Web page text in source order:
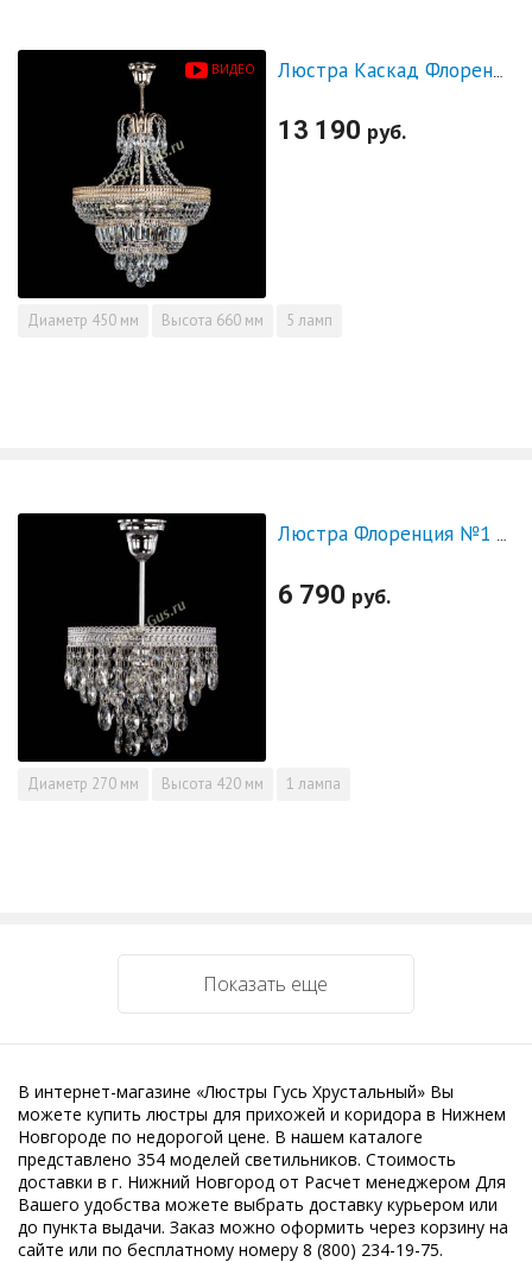
ВИДЕО Люстра Каскад Флоренция №5 с подвесом
13 190 руб.
Диаметр 450 мм Высота 660 мм 5 ламп
Люстра Флоренция №1 журавлики
6 790 руб.
Диаметр 270 мм Высота 420 мм 1 лампа
Показать еще
В интернет-магазине «Люстры Гусь Хрустальный» Вы
можете купить люстры для прихожей и коридора в Нижнем
Новгороде по недорогой цене. В нашем каталоге
представлено 354 моделей светильников. Стоимость
доставки в г. Нижний Новгород от Расчет менеджером Для
Вашего удобства можете выбрать доставку курьером или
до пункта выдачи. Заказ можно оформить через корзину на
сайте или по бесплатному номеру 8 (800) 234-19-75.